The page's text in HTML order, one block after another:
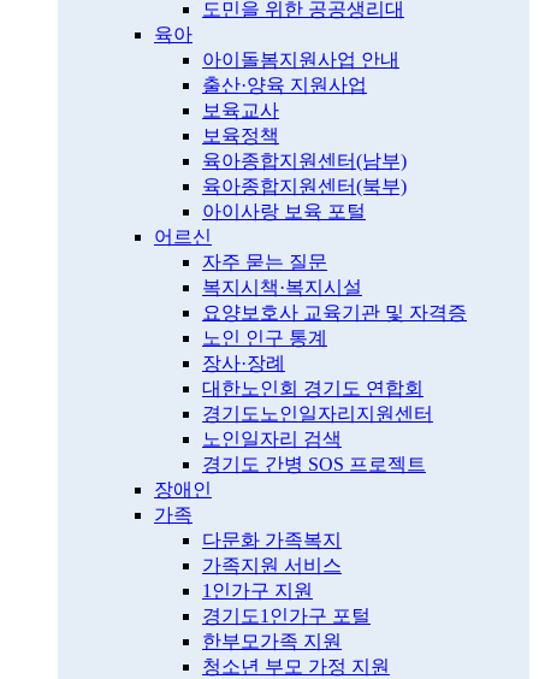
도민을 위한 공공생리대
육아
아이돌봄지원사업 안내
출산·양육 지원사업
보육교사
보육정책
육아종합지원센터(남부)
육아종합지원센터(북부)
아이사랑 보육 포털
어르신
자주 묻는 질문
복지시책·복지시설
요양보호사 교육기관 및 자격증
노인 인구 통계
장사·장례
대한노인회 경기도 연합회
경기도노인일자리지원센터
노인일자리 검색
경기도 간병 SOS 프로젝트
장애인
가족
다문화 가족복지
가족지원 서비스
1인가구 지원
경기도1인가구 포털
한부모가족 지원
청소년 부모 가정 지원